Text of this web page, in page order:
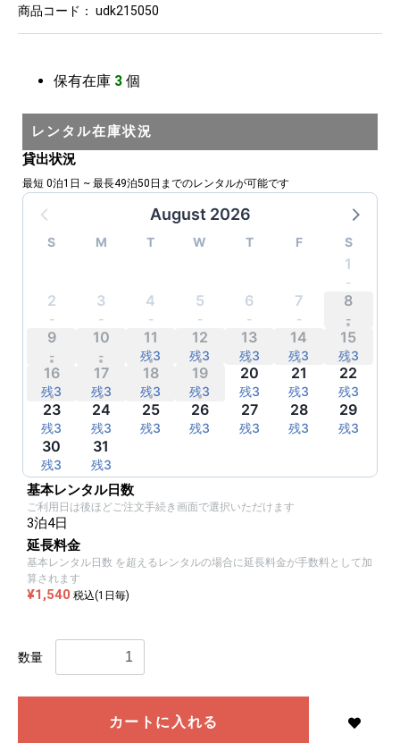
商品コード： udk215050
保有在庫 3 個
レンタル在庫状況
貸出状況
最短 0泊1日 ~ 最長49泊50日までのレンタルが可能です
August 2026
S M T W T F S
1
-
2
-
3
-
4
-
5
-
6
-
7
-
8
-
9
-
10
-
11
残3
12
残3
13
残3
14
残3
15
残3
16
残3
17
残3
18
残3
19
残3
20
残3
21
残3
22
残3
23
残3
24
残3
25
残3
26
残3
27
残3
28
残3
29
残3
30
残3
31
残3
基本レンタル日数
ご利用日は後ほどご注文手続き画面で選択いただけます
3泊4日
延長料金
基本レンタル日数 を超えるレンタルの場合に延長料金が手数料として加
算されます
¥1,540 税込(1日毎)
数量
カートに入れる